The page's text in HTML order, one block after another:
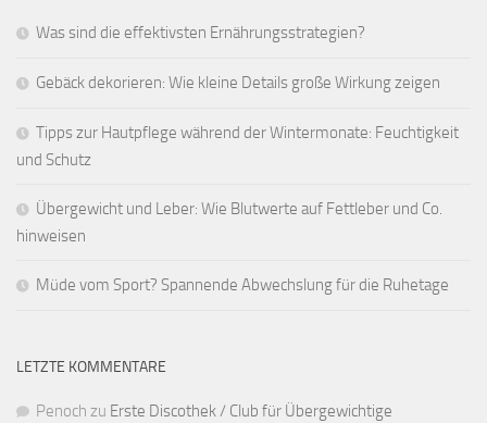
Was sind die effektivsten Ernährungsstrategien?
Gebäck dekorieren: Wie kleine Details große Wirkung zeigen
Tipps zur Hautpflege während der Wintermonate: Feuchtigkeit
und Schutz
Übergewicht und Leber: Wie Blutwerte auf Fettleber und Co.
hinweisen
Müde vom Sport? Spannende Abwechslung für die Ruhetage
LETZTE KOMMENTARE
Penoch zu Erste Discothek / Club für Übergewichtige